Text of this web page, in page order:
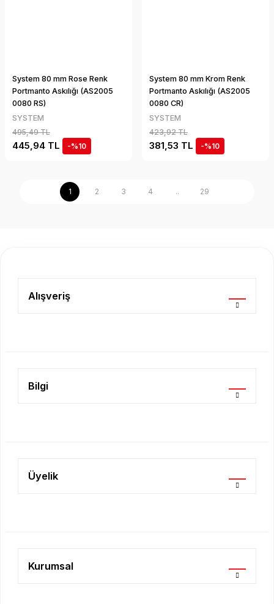
System 80 mm Rose Renk
Portmanto Askılığı (AS2005
0080 RS)
SYSTEM
495,49 TL
445,94 TL -%10
System 80 mm Krom Renk
Portmanto Askılığı (AS2005
0080 CR)
SYSTEM
423,92 TL
381,53 TL -%10
1 2 3 4 .. 29
Alışveriş
Bilgi
Üyelik
Kurumsal